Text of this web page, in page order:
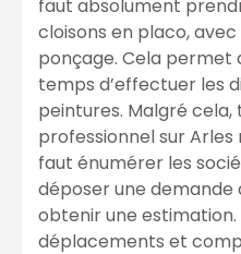
faut absolument
cloisons en placo, avec
ponçage. Cela permet
temps d’effectuer les
peintures. Malgré
professionnel sur Arles
faut énumérer les
déposer une
obtenir une estimation.
déplacements et